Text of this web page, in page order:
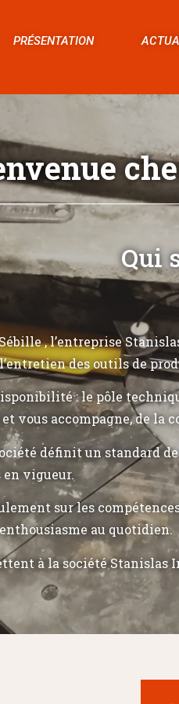
PRÉSENTATION
Qui
, l’entreprise
des outils de
: le pôle
vous accompagne, de la
définit un standard
vigueur.
sur les
au quotidien.
à la société Stanislas